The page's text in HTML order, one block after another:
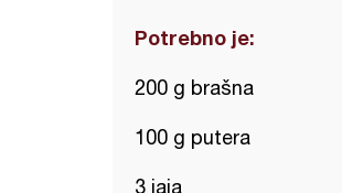
Potrebno je:
200 g brašna
100 g putera
3 jaja